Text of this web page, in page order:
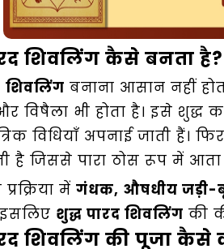
शिवलिंग कैसे बनता है?
शिवलिंग बनाना आसान नहीं
विषैला भी होता है। इसे
विधियाँ अपनाई जाती हैं।
है जिससे पारा ठोस रूप में आता
में गंधक, औषधीय जड़ी-
शुद्ध पारद शिवलिंग की
शिवलिंग की पूजा कैसे